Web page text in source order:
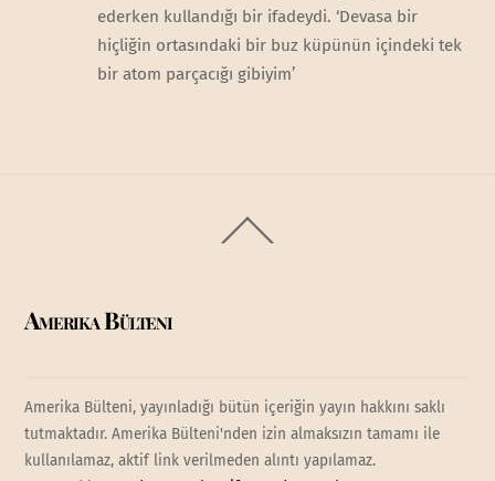
ederken kullandığı bir ifadeydi. ‘Devasa bir
hiçliğin ortasındaki bir buz küpünün içindeki tek
bir atom parçacığı gibiyim’
To
Amerika Bülteni
Amerika Bülteni, yayınladığı bütün içeriğin yayın hakkını saklı
tutmaktadır. Amerika Bülteni'nden izin almaksızın tamamı ile
kullanılamaz, aktif link verilmeden alıntı yapılamaz.